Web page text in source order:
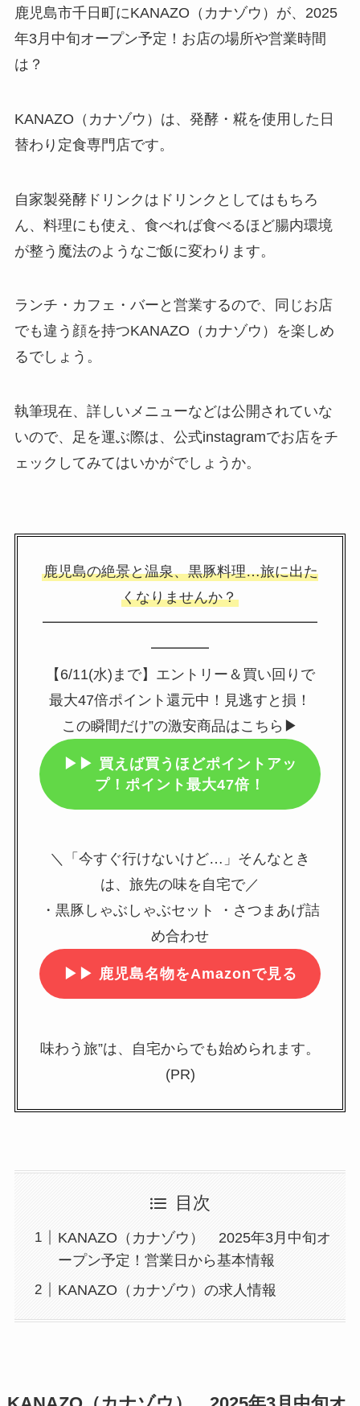
鹿児島市千日町にKANAZO（カナゾウ）が、2025
年3月中旬オープン予定！お店の場所や営業時間
は？
KANAZO（カナゾウ）は、発酵・糀を使用した日
替わり定食専門店です。
自家製発酵ドリンクはドリンクとしてはもちろ
ん、料理にも使え、食べれば食べるほど腸内環境
が整う魔法のようなご飯に変わります。
ランチ・カフェ・バーと営業するので、同じお店
でも違う顔を持つKANAZO（カナゾウ）を楽しめ
るでしょう。
執筆現在、詳しいメニューなどは公開されていな
いので、足を運ぶ際は、公式instagramでお店をチ
ェックしてみてはいかがでしょうか。
鹿児島の絶景と温泉、黒豚料理…旅に出た
くなりませんか？
━━━━━━━━━━━━━━━━━━━
━━━━
【6/11(水)まで】エントリー＆買い回りで
最大47倍ポイント還元中！見逃すと損！
この瞬間だけ”の激安商品はこちら▶
▶▶ 買えば買うほどポイントアッ
プ！ポイント最大47倍！
＼「今すぐ行けないけど…」そんなとき
は、旅先の味を自宅で／
・黒豚しゃぶしゃぶセット ・さつまあげ詰
め合わせ
▶▶ 鹿児島名物をAmazonで見る
味わう旅”は、自宅からでも始められます。
(PR)
目次
KANAZO（カナゾウ） 2025年3月中旬オ
ープン予定！営業日から基本情報
KANAZO（カナゾウ）の求人情報